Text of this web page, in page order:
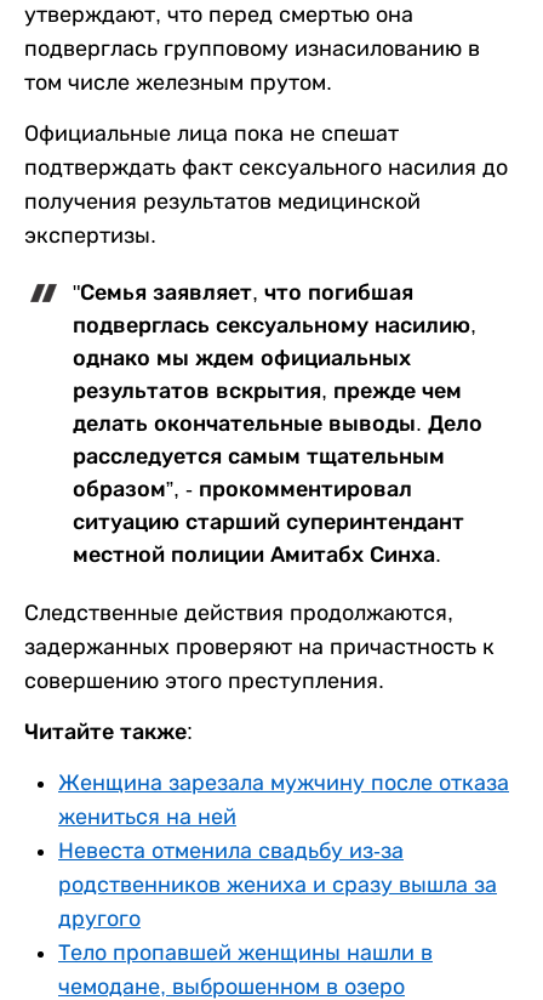
утверждают, что перед смертью она
подверглась групповому изнасилованию в
том числе железным прутом.
Официальные лица пока не спешат
подтверждать факт сексуального насилия до
получения результатов медицинской
экспертизы.
"Семья заявляет, что погибшая
подверглась сексуальному насилию,
однако мы ждем официальных
результатов вскрытия, прежде чем
делать окончательные выводы. Дело
расследуется самым тщательным
образом”, - прокомментировал
ситуацию старший суперинтендант
местной полиции Амитабх Синха.
Следственные действия продолжаются,
задержанных проверяют на причастность к
совершению этого преступления.
Читайте также:
Женщина зарезала мужчину после отказа
жениться на ней
Невеста отменила свадьбу из-за
родственников жениха и сразу вышла за
другого
Тело пропавшей женщины нашли в
чемодане, выброшенном в озеро